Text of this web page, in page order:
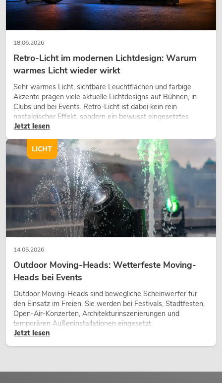
18.06.2026
Retro-Licht im modernen Lichtdesign: Warum
warmes Licht wieder wirkt
Sehr warmes Licht, sichtbare Leuchtflächen und farbige
Akzente prägen viele aktuelle Lichtdesigns auf Bühnen, in
Clubs und bei Events. Retro-Licht ist dabei kein rein
nostalgischer Effekt, sondern ein bewusst eingesetztes
Gestaltungsmittel: Es schafft Atmosphäre, gibt Szenen
wirken lassen.
Jetzt lesen
14.05.2026
Outdoor Moving-Heads: Wetterfeste Moving-
Heads bei Events
Outdoor Moving-Heads sind bewegliche Scheinwerfer für
den Einsatz im Freien. Sie werden bei Festivals, Stadtfesten,
Open-Air-Konzerten, Architekturinszenierungen und
temporären Außeninstallationen eingesetzt.
Jetzt lesen
LICHT